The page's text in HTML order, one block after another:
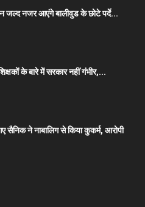
जल्द नजर आएंगे बालीवुड के छोटे पर्दे...
के बारे में सरकार नहीं गंभीर,...
सैनिक ने नाबालिग से किया कुकर्म, आरोपी